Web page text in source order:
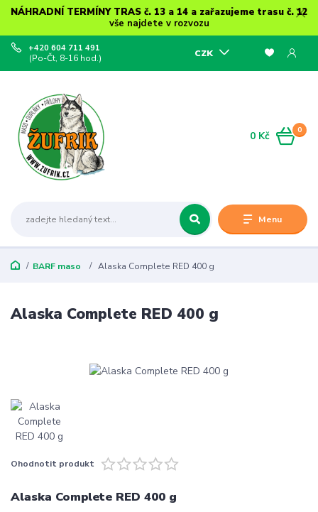
NÁHRADNÍ TERMÍNY TRAS č. 13 a 14 a zařazujeme trasu č. 12
vše najdete v rozvozu
Menu
CZK
+420 604 711 491
(Po-Čt, 8-16 hod.)
0
0 Kč
BARF maso Alaska Complete RED 400 g
Alaska Complete RED 400 g
Ohodnotit produkt
Alaska Complete RED 400 g